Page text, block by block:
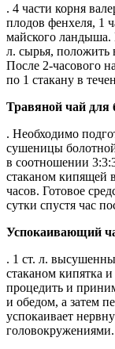
. 4 части корня
плодов фенхеля, 1
майского ландыша.
л. сырья, положить
После 2-часового
по 1 стакану в
Травяной чай для
. Необходимо
сушеницы
в соотношении
стаканом кипящей
часов. Готовое
сутки спустя час
Успокаивающий
. 1 ст. л.
стаканом кипятка
процедить и
и обедом, а затем
успокаивает
головокружениями.